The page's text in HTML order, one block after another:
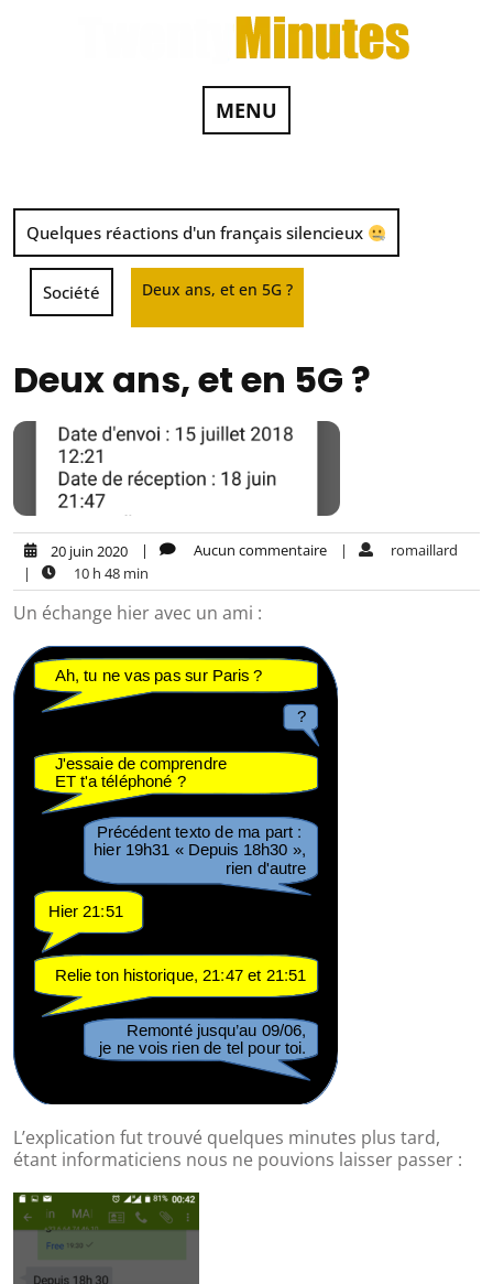
MENU
Quelques réactions d'un français silencieux
Société Deux ans, et en 5G ?
Deux ans, et en 5G ?
20 juin 2020 | Aucun commentaire |
romaillard
|
10 h 48 min
Un échange hier avec un ami :
L’explication fut trouvé quelques minutes plus tard,
étant informaticiens nous ne pouvions laisser passer :